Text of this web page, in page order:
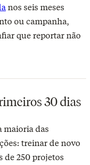
nos seis meses
ou campanha,
que reportar não
30 dias
maioria das
treinar de novo
de 250 projetos